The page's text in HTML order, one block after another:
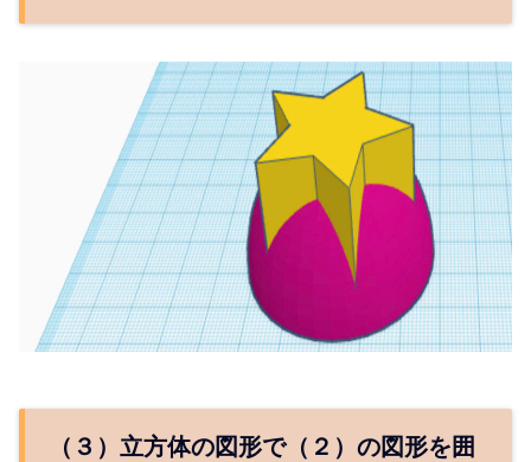
（３）立方体の図形で（２）の図形を囲